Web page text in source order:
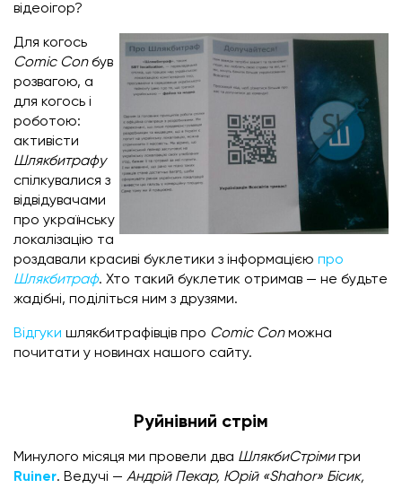
відеоігор?
Для когось
Comic Conбув
розвагою, а
для когось і
роботою:
активісти
Шлякбитрафу
спілкувалися з
відвідувачами
про українську
локалізацію та
роздавали красиві буклетики з інформацією про
Шлякбитраф. Хто такий буклетик отримав — не будьте
жадібні, поділіться ним з друзями.
Відгуки шлякбитрафівців про Comic Conможна
почитати у новинах нашого сайту.
Руйнівний стрім
Минулого місяця ми провели два ШлякбиСтрімигри
Ruiner. Ведучі — Андрій Пекар, Юрій «Shahor» Бісик,